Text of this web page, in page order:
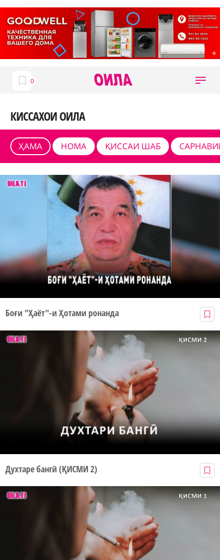
КИССАХОИ ОИЛА
ҲАМА НОМА ҚИССАИ ШАБ
Боғи "Ҳаёт"-и Ҳотами ронанда
Духтаре бангӣ (ҚИСМИ 2)